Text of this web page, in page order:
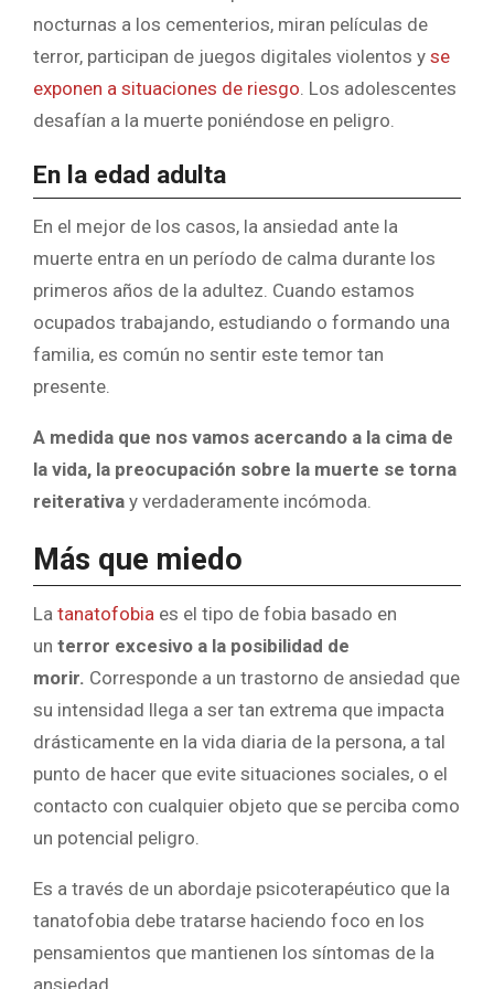
nocturnas a los cementerios, miran películas de
terror, participan de juegos digitales violentos y se
exponen a situaciones de riesgo . Los adolescentes
desafían a la muerte poniéndose en peligro.
En la edad adulta
En el mejor de los casos, la ansiedad ante la
muerte entra en un período de calma durante los
primeros años de la adultez. Cuando estamos
ocupados trabajando, estudiando o formando una
familia, es común no sentir este temor tan
presente.
A medida que nos vamos acercando a la cima de
la vida, la preocupación sobre la muerte se torna
reiterativa y verdaderamente incómoda.
Más que miedo
La tanatofobia es el tipo de fobia basado en
un terror excesivo a la posibilidad de
morir. Corresponde a un trastorno de ansiedad que
su intensidad llega a ser tan extrema que impacta
drásticamente en la vida diaria de la persona, a tal
punto de hacer que evite situaciones sociales, o el
contacto con cualquier objeto que se perciba como
un potencial peligro.
Es a través de un abordaje psicoterapéutico que la
tanatofobia debe tratarse haciendo foco en los
pensamientos que mantienen los síntomas de la